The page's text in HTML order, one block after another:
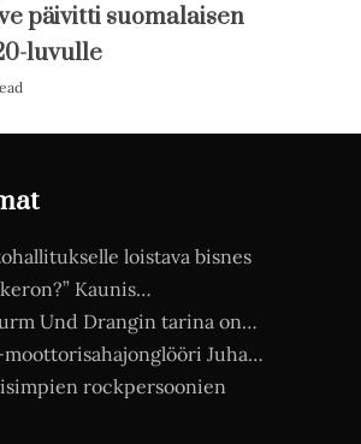
päivitti suomalaisen
luvulle
loistava bisnes
Kaunis…
Und Drangin tarina on…
moottorisahajonglööri Juha…
rockpersoonien